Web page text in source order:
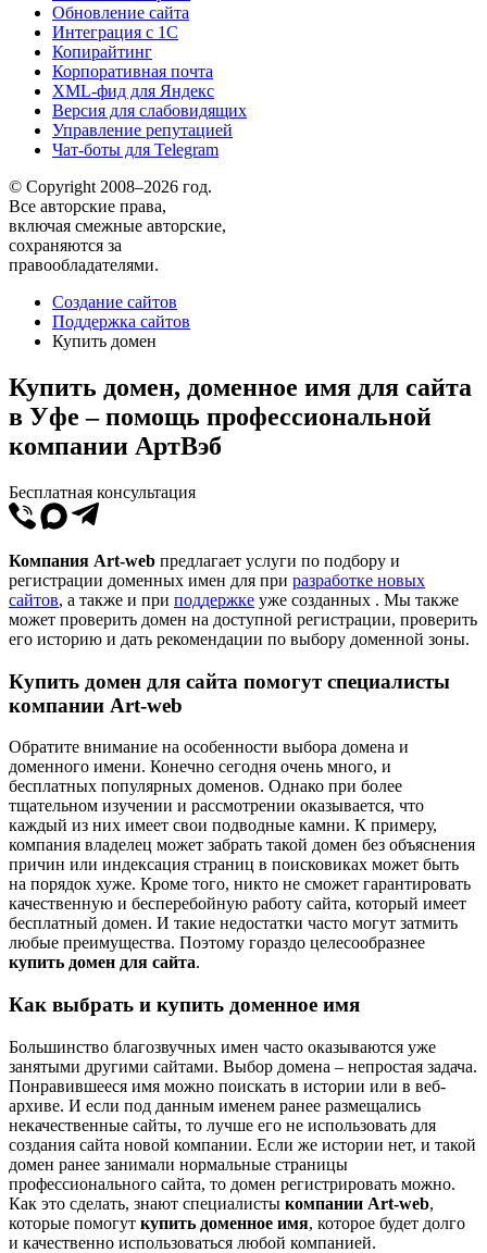
Обновление сайта
Интеграция с 1С
Копирайтинг
Корпоративная почта
XML-фид для Яндекс
Версия для слабовидящих
Управление репутацией
Чат-боты для Telegram
© Copyright 2008–2026 год.
Все авторские права,
включая смежные авторские,
сохраняются за
правообладателями.
Создание сайтов
Поддержка сайтов
Купить домен
Купить домен, доменное имя для сайта
в Уфе – помощь профессиональной
компании АртВэб
Бесплатная консультация
Компания Аrt-web предлагает услуги по подбору и
регистрации доменных имен для при разработке новых
сайтов, а также и при поддержке уже созданных . Мы также
может проверить домен на доступной регистрации, проверить
его историю и дать рекомендации по выбору доменной зоны.
Купить домен для сайта помогут специалисты
компании Аrt-web
Обратите внимание на особенности выбора домена и
доменного имени. Конечно сегодня очень много, и
бесплатных популярных доменов. Однако при более
тщательном изучении и рассмотрении оказывается, что
каждый из них имеет свои подводные камни. К примеру,
компания владелец может забрать такой домен без объяснения
причин или индексация страниц в поисковиках может быть
на порядок хуже. Кроме того, никто не сможет гарантировать
качественную и бесперебойную работу сайта, который имеет
бесплатный домен. И такие недостатки часто могут затмить
любые преимущества. Поэтому гораздо целесообразнее
купить домен для сайта.
Как выбрать и купить доменное имя
Большинство благозвучных имен часто оказываются уже
занятыми другими сайтами. Выбор домена – непростая задача.
Понравившееся имя можно поискать в истории или в веб-
архиве. И если под данным именем ранее размещались
некачественные сайты, то лучше его не использовать для
создания сайта новой компании. Если же истории нет, и такой
домен ранее занимали нормальные страницы
профессионального сайта, то домен регистрировать можно.
Как это сделать, знают специалисты компании Аrt-web,
которые помогут купить доменное имя, которое будет долго
и качественно использоваться любой компанией.